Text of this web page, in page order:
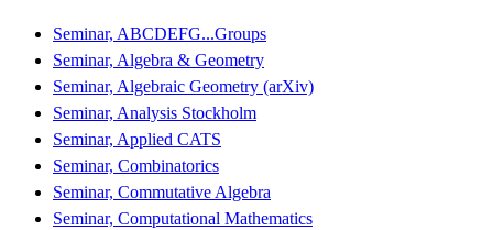
Seminar, ABCDEFG...Groups
Seminar, Algebra & Geometry
Seminar, Algebraic Geometry (arXiv)
Seminar, Analysis Stockholm
Seminar, Applied CATS
Seminar, Combinatorics
Seminar, Commutative Algebra
Seminar, Computational Mathematics